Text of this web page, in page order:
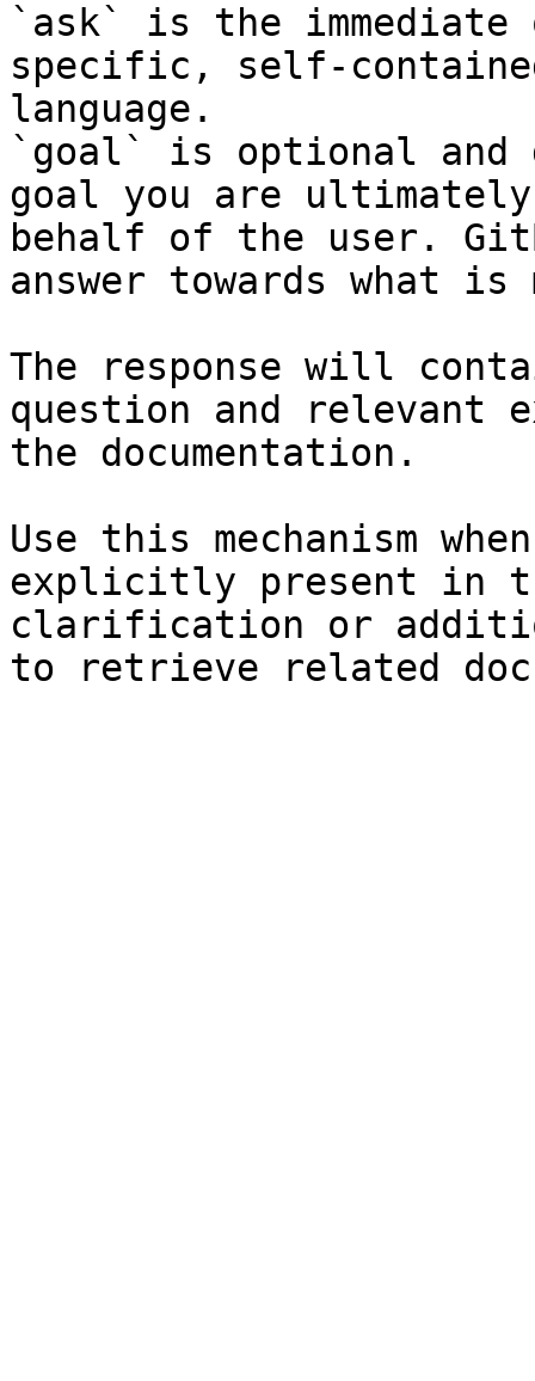
`ask` is the
specific, self-
language.
`goal` is optional and
goal you are
behalf of the user.
answer towards what
The response will
question and relevant
the documentation.
Use this mechanism
explicitly present in
clarification or